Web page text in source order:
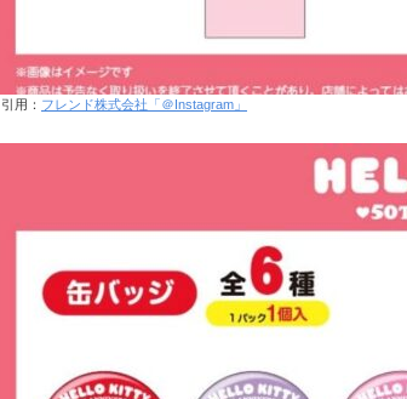
引用： フレンド株式会社「＠Instagram」